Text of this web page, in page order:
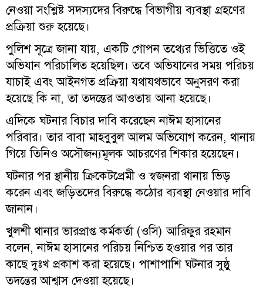
নেওয়া সংশ্লিষ্ট সদস্যদের বিরুদ্ধে বিভাগীয় ব্যবস্থা গ্রহণের
প্রক্রিয়া শুরু হয়েছে।
পুলিশ সূত্রে জানা যায়, একটি গোপন তথ্যের ভিত্তিতে ওই
অভিযান পরিচালিত হয়েছিল। তবে অভিযানের সময় পরিচয়
যাচাই এবং আইনগত প্রক্রিয়া যথাযথভাবে অনুসরণ করা
হয়েছে কি না, তা তদন্তের আওতায় আনা হয়েছে।
এদিকে ঘটনার বিচার দাবি করেছেন নাঈম হাসানের
পরিবার। তার বাবা মাহবুবুল আলম অভিযোগ করেন, থানায়
গিয়ে তিনিও অসৌজন্যমূলক আচরণের শিকার হয়েছেন।
ঘটনার পর স্থানীয় ক্রিকেটপ্রেমী ও স্বজনরা থানায় ভিড়
করেন এবং জড়িতদের বিরুদ্ধে কঠোর ব্যবস্থা নেওয়ার দাবি
জানান।
খুলশী থানার ভারপ্রাপ্ত কর্মকর্তা (ওসি) আরিফুর রহমান
বলেন, নাঈম হাসানের পরিচয় নিশ্চিত হওয়ার পর তার
কাছে দুঃখ প্রকাশ করা হয়েছে। পাশাপাশি ঘটনার সুষ্ঠু
তদন্তের আশ্বাস দেওয়া হয়েছে।